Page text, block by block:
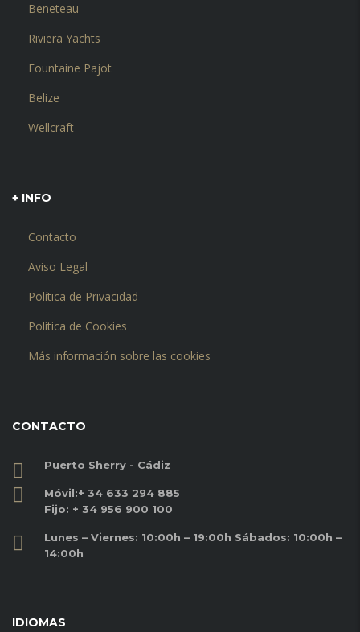
Beneteau
Riviera Yachts
Fountaine Pajot
Belize
Wellcraft
+ INFO
Contacto
Aviso Legal
Política de Privacidad
Política de Cookies
Más información sobre las cookies
CONTACTO
Puerto Sherry - Cádiz
Móvil:+ 34 633 294 885
Fijo: + 34 956 900 100
Lunes – Viernes: 10:00h – 19:00h Sábados: 10:00h –
14:00h
IDIOMAS